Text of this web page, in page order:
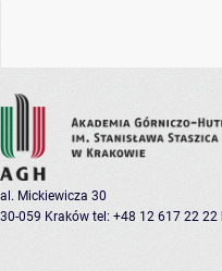
al. Mickiewicza 30
30-059 Kraków tel: +48 12 617 22 22